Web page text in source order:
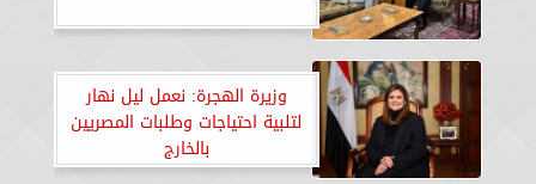
وزيرة الهجرة: نعمل ليل نهار
لتلبية احتياجات وطلبات المصريين
بالخارج